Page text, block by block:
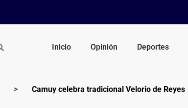
Inicio Opinión Deportes
Camuy celebra tradicional Velorio de Reyes